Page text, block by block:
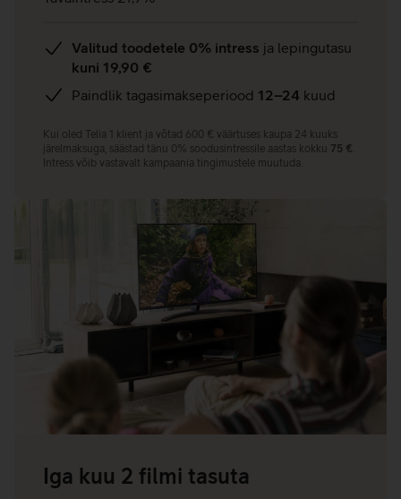
Valitud toodetele 0% intress ja lepingutasu
kuni 19,90 €
Paindlik tagasimakseperiood 12–24 kuud
Kui oled Telia 1 klient ja võtad 600 € väärtuses kaupa 24 kuuks
järelmaksuga, säästad tänu 0% soodusintressile aastas kokku 75 €
Intress võib vastavalt kampaania tingimustele muutuda.
Iga kuu 2 filmi tasuta